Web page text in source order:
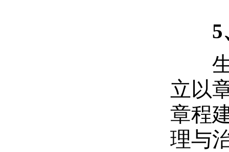
5
生
立以
章程
理与